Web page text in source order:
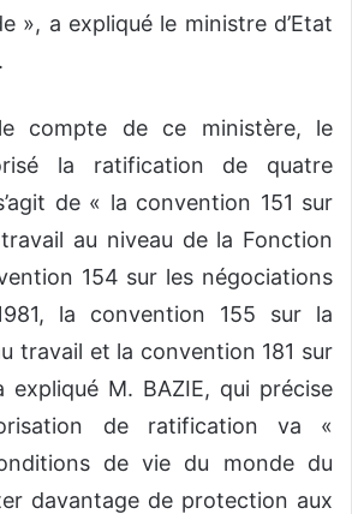
», a expliqué le ministre d’Etat
compte de ce ministère, le
la ratification de quatre
de « la convention 151 sur
au niveau de la Fonction
154 sur les négociations
la convention 155 sur la
travail et la convention 181 sur
expliqué M. BAZIE, qui précise
de ratification va «
de vie du monde du
davantage de protection aux